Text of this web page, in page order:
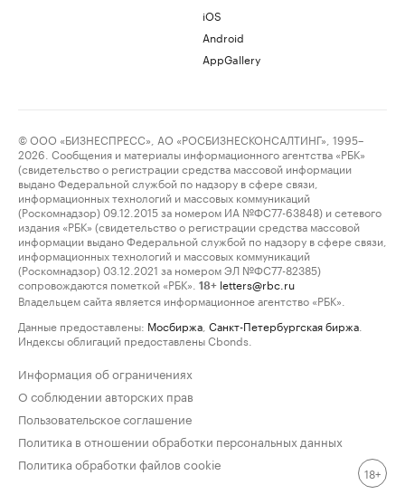
iOS
Android
AppGallery
© ООО «БИЗНЕСПРЕСС», АО «РОСБИЗНЕСКОНСАЛТИНГ», 1995–
2026. Сообщения и материалы информационного агентства «РБК»
(свидетельство о регистрации средства массовой информации
выдано Федеральной службой по надзору в сфере связи,
информационных технологий и массовых коммуникаций
(Роскомнадзор) 09.12.2015 за номером ИА №ФС77-63848) и сетевого
издания «РБК» (свидетельство о регистрации средства массовой
информации выдано Федеральной службой по надзору в сфере связи,
информационных технологий и массовых коммуникаций
(Роскомнадзор) 03.12.2021 за номером ЭЛ №ФС77-82385)
сопровождаются пометкой «РБК».
18+ letters@rbc.ru
Владельцем сайта является информационное агентство «РБК».
Данные предоставлены: Мосбиржа Санкт-Петербургская биржа
Индексы облигаций предоставлены Cbonds.
Информация об ограничениях
О соблюдении авторских прав
Пользовательское соглашение
Политика в отношении обработки персональных данных
Политика обработки файлов cookie
18+